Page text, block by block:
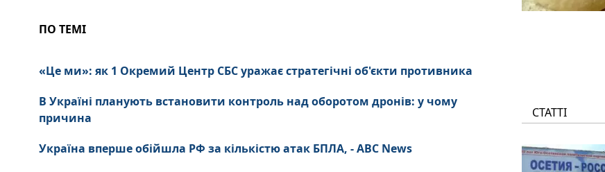
ПО ТЕМІ
«Це ми»: як 1 Окремий Центр СБС уражає стратегічні об'єкти противника
В Україні планують встановити контроль над оборотом дронів: у чому
причина
Україна вперше обійшла РФ за кількістю атак БПЛА, - ABC News
СТАТТІ